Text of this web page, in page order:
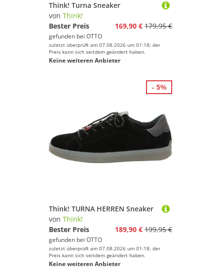
Think! Turna Sneaker
von Think!
Bester Preis
169,90 € 179,95 €
gefunden bei OTTO
zuletzt überprüft am 07.08.2026 um 01:18; der
Preis kann sich seitdem geändert haben.
Keine weiteren Anbieter
Think! TURNA HERREN Sneaker
von Think!
Bester Preis
189,90 € 199,95 €
gefunden bei OTTO
zuletzt überprüft am 07.08.2026 um 01:18; der
Preis kann sich seitdem geändert haben.
Keine weiteren Anbieter
- 5%